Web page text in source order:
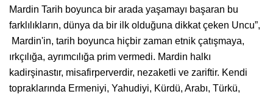
Mardin Tarih boyunca bir arada yaşamayı başaran bu
farklılıkların, dünya da bir ilk olduğuna dikkat çeken Uncu”,
Mardin'in, tarih boyunca hiçbir zaman etnik çatışmaya,
ırkçılığa, ayrımcılığa prim vermedi. Mardin halkı
kadirşinastır, misafirperverdir, nezaketli ve zariftir. Kendi
topraklarında Ermeniyi, Yahudiyi, Kürdü, Arabı, Türkü,